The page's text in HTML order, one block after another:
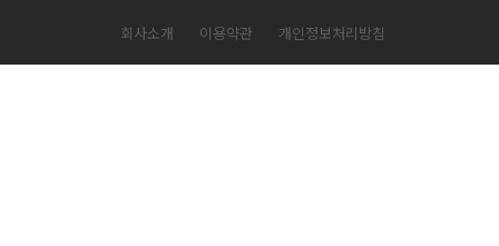
회사소개 이용약관 개인정보처리방침